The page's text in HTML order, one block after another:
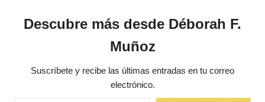
Descubre más desde Déborah F.
Muñoz
Suscríbete y recibe las últimas entradas en tu correo
electrónico.
Escribe tu correo electrónico…